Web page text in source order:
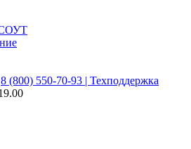
СОУТ
8 (800) 550-70-93 | Техподдержка